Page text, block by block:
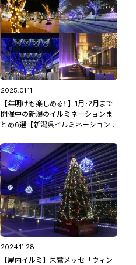
2025.01.11
【年明けも楽しめる‼】1月･2月まで
開催中の新潟のイルミネーションま
とめ6選【新潟県イルミネーション特
2024.11.28
【屋内イルミ】朱鷺メッセ「ウィン